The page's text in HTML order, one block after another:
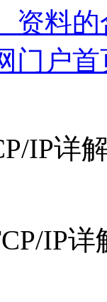
资料
门户首
IP详
IP